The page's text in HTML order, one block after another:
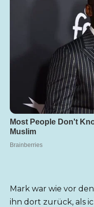
Mark war wie vor
ihn dort zurück, als